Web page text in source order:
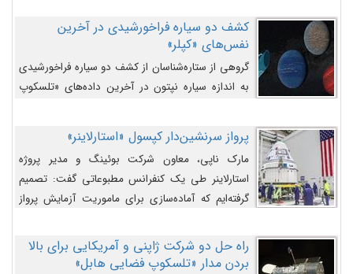
کشف دو سیاره فراخورشیدی در آخرین
نفس‌های «کپلر»
گروهی از ستاره‌شناسان از کشف دو سیاره فراخورشیدی
به اندازه سیاره نپتون در آخرین داده‌های «تلسکوپ
پرواز سرنشین‌دار کپسول «استارلاینر»
مارک ناپی، معاون شرکت بوئینگ و مدیر پروژه
استارلاینر طی یک کنفرانس مطبوعاتی گفت: تصمیم
گرفته‌ایم که آماده‌سازی برای ماموریت آزمایش پرواز
اصلاح کنیم.
راه حل دو شرکت ژاپنی و آمریکایی برای بالا
بردن مدار «تلسکوپ فضایی هابل»